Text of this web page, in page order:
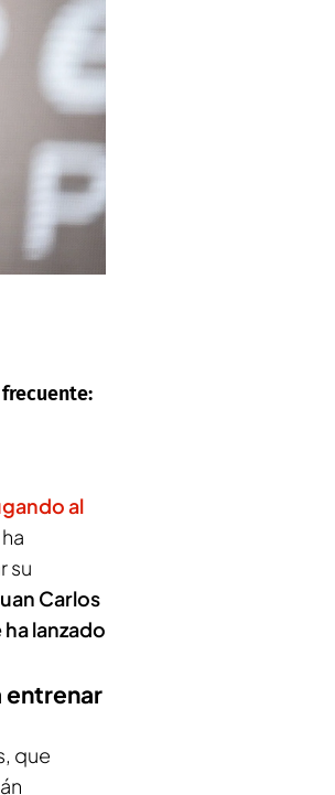
al
su
Carlos
ha lanzado
entrenar
que